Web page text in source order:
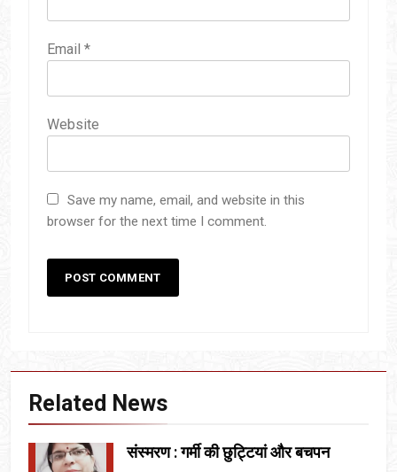
Email *
Website
Save my name, email, and website in this
browser for the next time I comment.
Related News
संस्मरण : गर्मी की छुट्टियां और बचपन